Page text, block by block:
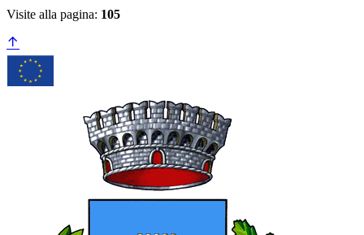
Visite alla pagina: 105